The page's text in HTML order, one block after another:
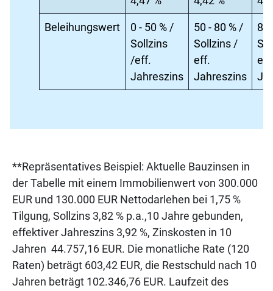
Beleihungswert
0 - 50 % /
Sollzins
/eff.
Jahreszins
50 - 80 % /
Sollzins /
eff.
Jahreszins
80
eff.
**Repräsentatives Beispiel: Aktuelle Bauzinsen in
der Tabelle mit einem Immobilienwert von 300.000
EUR und 130.000 EUR Nettodarlehen bei 1,75 %
Tilgung, Sollzins 3,82 % p.a.,10 Jahre gebunden,
effektiver Jahreszins 3,92 %, Zinskosten in 10
Jahren 44.757,16 EUR. Die monatliche Rate (120
Raten) beträgt 603,42 EUR, die Restschuld nach 10
Jahren beträgt 102.346,76 EUR. Laufzeit des